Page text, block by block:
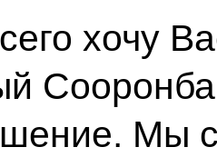
хочу
Мы